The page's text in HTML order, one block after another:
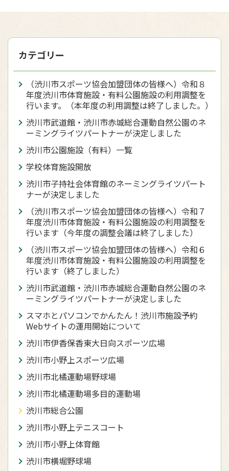
カテゴリー
（渋川市スポーツ協会加盟団体の皆様へ）令和８
年度渋川市体育施設・有料公園施設の利用調整を
行います。（本年度の利用調整は終了しました。）
渋川市武道館・渋川市赤城総合運動自然公園のネ
ーミングライツパートナーが決定しました
渋川市公園施設（有料）一覧
学校体育施設開放
渋川市子持社会体育館のネーミングライツパート
ナーが決定しました
（渋川市スポーツ協会加盟団体の皆様へ）令和７
年度渋川市体育施設・有料公園施設の利用調整を
行います（今年度の調整会議は終了しました）
（渋川市スポーツ協会加盟団体の皆様へ）令和６
年度渋川市体育施設・有料公園施設の利用調整を
行います（終了しました）
渋川市武道館・渋川市赤城総合運動自然公園のネ
ーミングライツパートナーが決定しました
スマホとパソコンでかんたん！渋川市施設予約
Webサイトの運用開始について
渋川市伊香保香東大日向スポーツ広場
渋川市小野上スポーツ広場
渋川市北橘運動場野球場
渋川市北橘運動場多目的運動場
渋川市総合公園
渋川市小野上テニスコート
渋川市小野上体育館
渋川市横堀野球場